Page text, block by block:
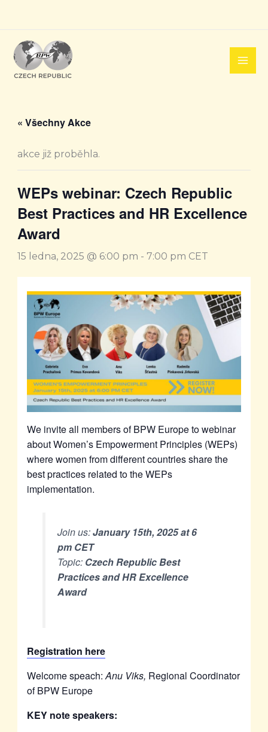
obsah
« Všechny Akce
akce již proběhla.
WEPs webinar: Czech Republic
Best Practices and HR Excellence
Award
15 ledna, 2025 @ 6:00 pm - 7:00 pm CET
We invite all members of BPW Europe to webinar
about Women’s Empowerment Principles (WEPs)
where women from different countries share the
best practices related to the WEPs
implementation.
Join us:January 15th, 2025 at 6
pm CET
Topic: Czech Republic Best
Practices and HR Excellence
Award
Registration here
Welcome speach:Anu Viks, Regional Coordinator
of BPW Europe
KEY note speakers: